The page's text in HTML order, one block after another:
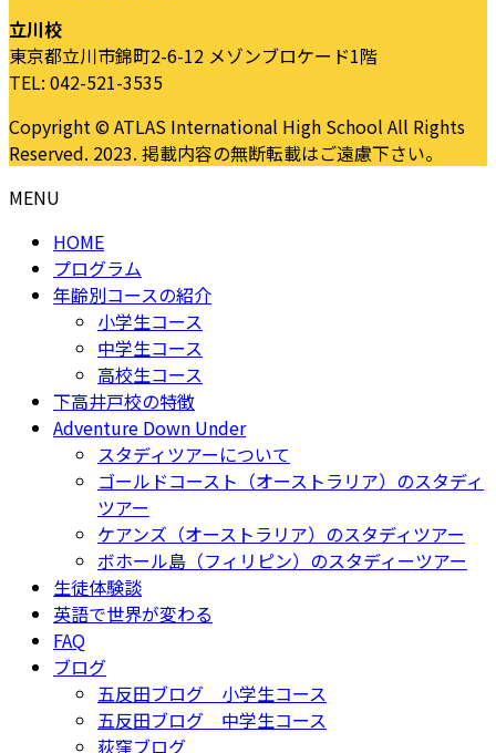
立川校
東京都立川市錦町2-6-12 メゾンブロケード1階
TEL: 042-521-3535
Copyright © ATLAS International High School All Rights
Reserved. 2023. 掲載内容の無断転載はご遠慮下さい。
MENU
HOME
プログラム
年齢別コースの紹介
小学生コース
中学生コース
高校生コース
下高井戸校の特徴
Adventure Down Under
スタディツアーについて
ゴールドコースト（オーストラリア）のスタディ
ツアー
ケアンズ（オーストラリア）のスタディツアー
ボホール島（フィリピン）のスタディーツアー
生徒体験談
英語で世界が変わる
FAQ
ブログ
五反田ブログ 小学生コース
五反田ブログ 中学生コース
荻窪ブログ